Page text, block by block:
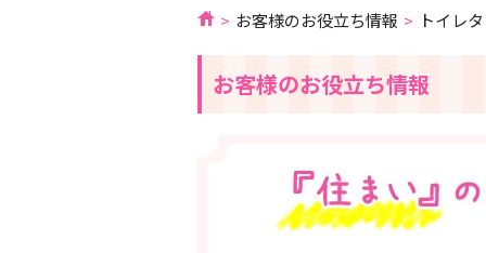
お客様のお役立ち情報 トイレ
お客様のお役立ち情報